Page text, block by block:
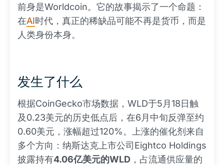
前身是Worldcoin。它的故事揭示了一个命题：
在AI时代，真正的稀缺品可能不再是货币，而是
人类身份本身。
发生了什么
根据CoinGecko市场数据，WLD于5月18日触
及0.23美元的历史低点后，在6月中旬反弹至约
0.60美元，涨幅超过120%。上涨的催化剂来自
多个方向：纳斯达克上市公司Eightco Holdings
披露持有4.06亿美元的WLD ，占流通供应量的